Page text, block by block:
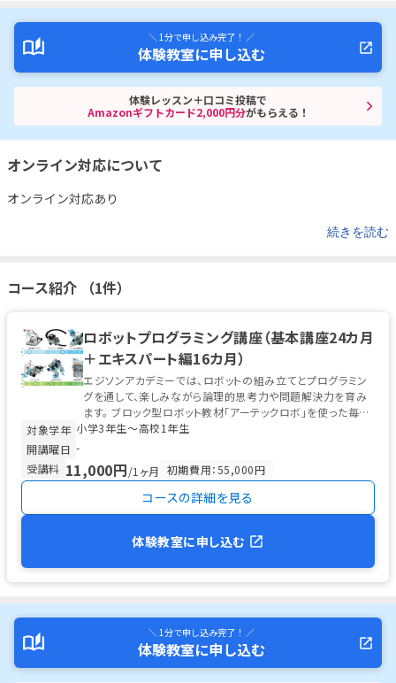
＼ 1分で申し込み完了！ ／
体験教室に申し込む
体験レッスン＋口コミ投稿で
Amazonギフトカード2,000円分がもらえる！
オンライン対応について
オンライン対応あり
続きを読む
コース紹介 （1件）
ロボットプログラミング講座（基本講座24カ月
＋エキスパート編16カ月）
エジソンアカデミーでは、ロボットの組み立てとプログラミン
グを通して、楽しみながら論理的思考力や問題解決力を育み
ます。 ブロック型ロボット教材「アーテックロボ」を使った毎月
の制作と、本格的な...
対象学年 小学3年生〜高校1年生
開講曜日 -
受講料 11,000円/1ヶ月 初期費用：55,000円
コースの詳細を見る
体験教室に申し込む
＼ 1分で申し込み完了！ ／
体験教室に申し込む